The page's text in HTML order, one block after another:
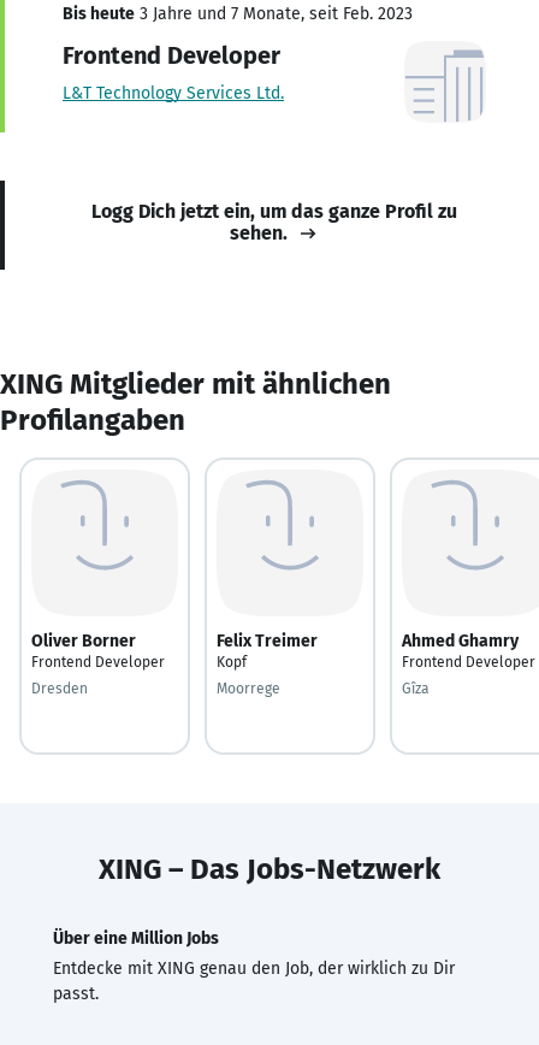
Bis heute 3 Jahre und 7 Monate, seit Feb. 2023
Frontend Developer
L&T Technology Services Ltd.
Logg Dich jetzt ein, um das ganze Profil zu
sehen.
XING Mitglieder mit ähnlichen
Profilangaben
Oliver Borner
Frontend Developer
Dresden
Felix Treimer
Kopf
Moorrege
Ahmed Ghamry
Frontend Developer
Gîza
XING – Das Jobs-Netzwerk
Über eine Million Jobs
Entdecke mit XING genau den Job, der wirklich zu Dir
passt.